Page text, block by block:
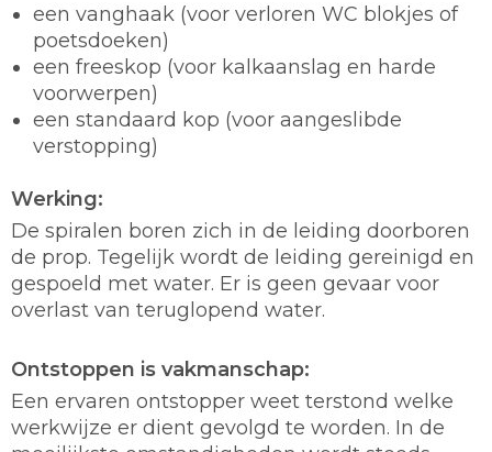
een vanghaak (voor verloren WC blokjes of
poetsdoeken)
een freeskop (voor kalkaanslag en harde
voorwerpen)
een standaard kop (voor aangeslibde
verstopping)
Werking:
De spiralen boren zich in de leiding doorboren
de prop. Tegelijk wordt de leiding gereinigd en
gespoeld met water. Er is geen gevaar voor
overlast van teruglopend water.
Ontstoppen is vakmanschap:
Een ervaren ontstopper weet terstond welke
werkwijze er dient gevolgd te worden. In de